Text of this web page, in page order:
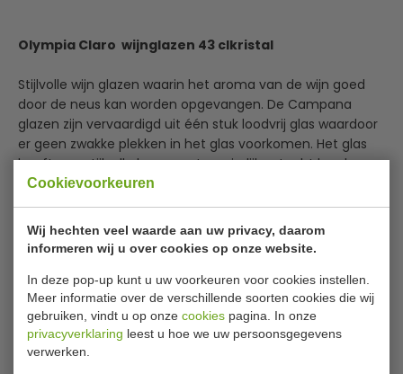
Cookievoorkeuren
Wij hechten veel waarde aan uw privacy, daarom
informeren wij u over cookies op onze website.
In deze pop-up kunt u uw voorkeuren voor cookies instellen.
Meer informatie over de verschillende soorten cookies die wij
gebruiken, vindt u op onze cookies pagina. In onze
privacyverklaring leest u hoe we uw persoonsgegevens
verwerken.
Olympia Claro wijnglazen 43 clkristal
Stijlvolle wijn glazen waarin het aroma van de wijn goed
door de neus kan worden opgevangen. De Campana
glazen zijn vervaardigd uit één stuk loodvrij glas waardoor
er geen zwakke plekken in het glas voorkomen. Het glas
heeft een stijlvolle hoge voet en sierlijke steel. Ideaal voor
wijnbar, restaurant en brasserie.
Vaatwasmachinebestendig
Gemaakt uit één stuk kristal
Iets bredere kelk
Per 6 stuks
Lees meer
Specificaties
Artikel
GACS465
Inhoud